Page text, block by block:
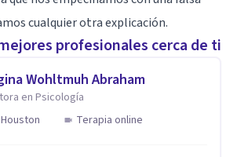
cualquier otra explicación.
profesionales cerca de ti
Wohltmuh Abraham
en Psicología
Houston
Terapia online